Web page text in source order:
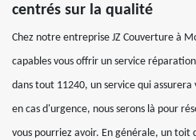
centrés sur la qualité
Chez notre entreprise JZ Couverture à
capables vous offrir un service
dans tout 11240, un service qui
en cas d'urgence, nous serons là pour
vous pourriez avoir. En générale, un toit